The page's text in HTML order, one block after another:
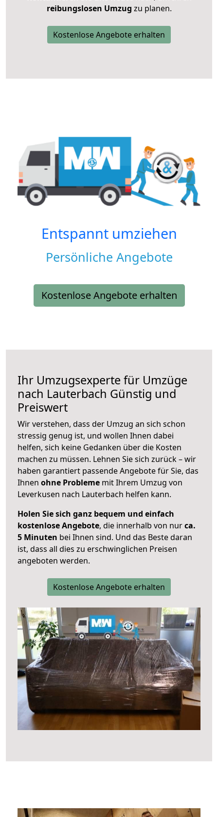
reibungslosen Umzug zu planen.
Kostenlose Angebote erhalten
Entspannt umziehen
Persönliche Angebote
Kostenlose Angebote erhalten
Ihr Umzugsexperte für Umzüge
nach Lauterbach Günstig und
Preiswert
Wir verstehen, dass der Umzug an sich schon
stressig genug ist, und wollen Ihnen dabei
helfen, sich keine Gedanken über die Kosten
machen zu müssen. Lehnen Sie sich zurück – wir
haben garantiert passende Angebote für Sie, das
Ihnen ohne Probleme mit Ihrem Umzug von
Leverkusen nach Lauterbach helfen kann.
Holen Sie sich ganz bequem und einfach
kostenlose Angebote, die innerhalb von nurca.
5 Minuten bei Ihnen sind. Und das Beste daran
ist, dass all dies zu erschwinglichen Preisen
angeboten werden.
Kostenlose Angebote erhalten